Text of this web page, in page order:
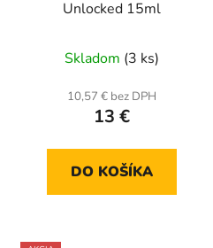
Unlocked 15ml
Skladom (3 ks)
10,57 € bez DPH
13 €
DO KOŠÍKA